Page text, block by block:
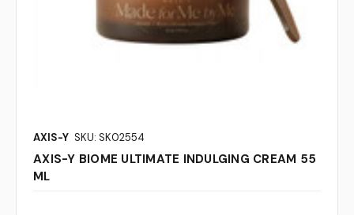
AXIS-Y SKU: SK02554
AXIS-Y BIOME ULTIMATE INDULGING CREAM 55
ML